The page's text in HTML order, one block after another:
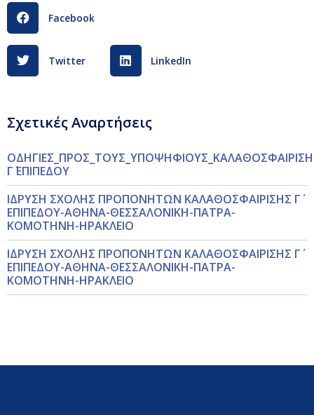
Facebook
Twitter LinkedIn
Σχετικές Αναρτήσεις
Γ΄ ΕΠΙΠΕΔΟΥ
ΙΔΡΥΣΗ ΣΧΟΛΗΣ ΠΡΟΠΟΝΗΤΩΝ ΚΑΛΑΘΟΣΦΑΙΡΙΣΗΣ Γ΄
ΕΠΙΠΕΔΟΥ-ΑΘΗΝΑ-ΘΕΣΣΑΛΟΝΙΚΗ-ΠΑΤΡΑ-
ΚΟΜΟΤΗΝΗ-ΗΡΑΚΛΕΙΟ
ΙΔΡΥΣΗ ΣΧΟΛΗΣ ΠΡΟΠΟΝΗΤΩΝ ΚΑΛΑΘΟΣΦΑΙΡΙΣΗΣ Γ΄
ΕΠΙΠΕΔΟΥ-ΑΘΗΝΑ-ΘΕΣΣΑΛΟΝΙΚΗ-ΠΑΤΡΑ-
ΚΟΜΟΤΗΝΗ-ΗΡΑΚΛΕΙΟ